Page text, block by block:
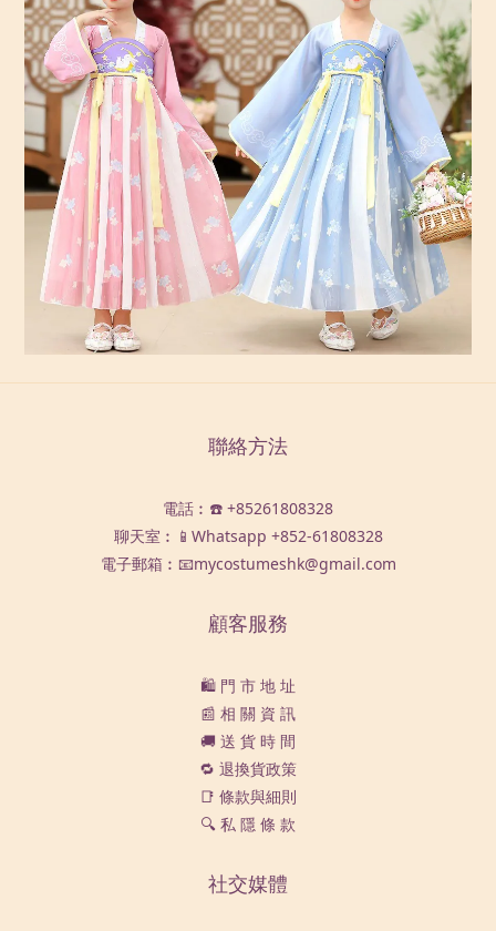
聯絡方法
電話︰☎️ +85261808328
聊天室︰📱Whatsapp +852-61808328
電子郵箱︰📧mycostumeshk@gmail.com
顧客服務
🛍️ 門 市 地 址
📰 相 關 資 訊
🚚 送 貨 時 間
🔁 退換貨政策
📑 條款與細則
🔍 私 隱 條 款
社交媒體